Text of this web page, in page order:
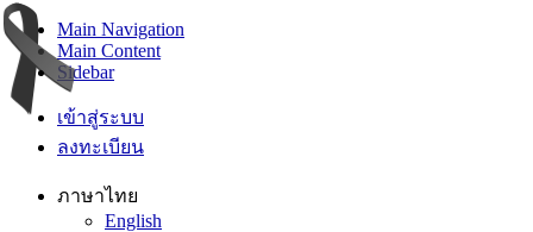
Main Navigation
Main Content
Sidebar
เข้าสู่ระบบ
ลงทะเบียน
ภาษาไทย
English